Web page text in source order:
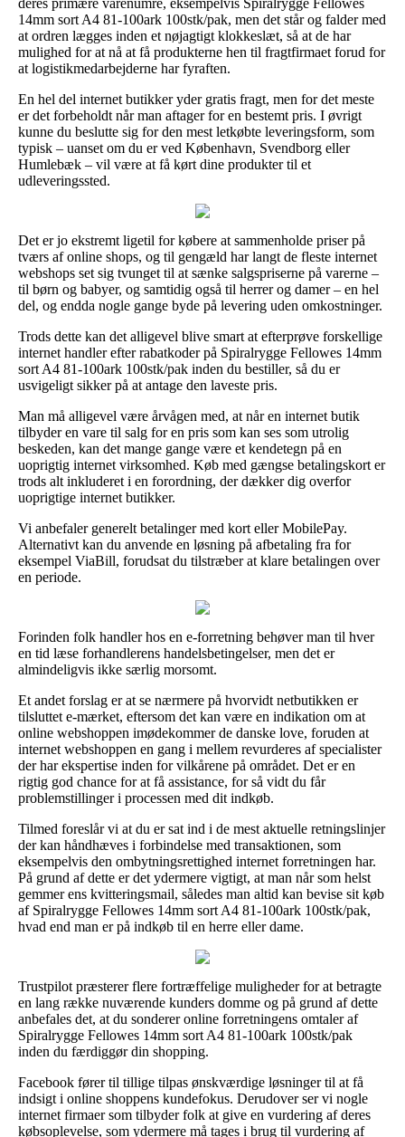
14mm sort A4 81-100ark 100stk/pak, men det står og falder med
at ordren lægges inden et nøjagtigt klokkeslæt, så at de har
mulighed for at nå at få produkterne hen til fragtfirmaet forud for
at logistikmedarbejderne har fyraften.
En hel del internet butikker yder gratis fragt, men for det meste
er det forbeholdt når man aftager for en bestemt pris. I øvrigt
kunne du beslutte sig for den mest letkøbte leveringsform, som
typisk – uanset om du er ved København, Svendborg eller
Humlebæk – vil være at få kørt dine produkter til et
udleveringssted.
Det er jo ekstremt ligetil for købere at sammenholde priser på
tværs af online shops, og til gengæld har langt de fleste internet
webshops set sig tvunget til at sænke salgspriserne på varerne –
til børn og babyer, og samtidig også til herrer og damer – en hel
del, og endda nogle gange byde på levering uden omkostninger.
Trods dette kan det alligevel blive smart at efterprøve forskellige
internet handler efter rabatkoder på Spiralrygge Fellowes 14mm
sort A4 81-100ark 100stk/pak inden du bestiller, så du er
usvigeligt sikker på at antage den laveste pris.
Man må alligevel være årvågen med, at når en internet butik
tilbyder en vare til salg for en pris som kan ses som utrolig
beskeden, kan det mange gange være et kendetegn på en
uoprigtig internet virksomhed. Køb med gængse betalingskort er
trods alt inkluderet i en forordning, der dækker dig overfor
uoprigtige internet butikker.
Vi anbefaler generelt betalinger med kort eller MobilePay.
Alternativt kan du anvende en løsning på afbetaling fra for
eksempel ViaBill, forudsat du tilstræber at klare betalingen over
en periode.
Forinden folk handler hos en e-forretning behøver man til hver
en tid læse forhandlerens handelsbetingelser, men det er
almindeligvis ikke særlig morsomt.
Et andet forslag er at se nærmere på hvorvidt netbutikken er
tilsluttet e-mærket, eftersom det kan være en indikation om at
online webshoppen imødekommer de danske love, foruden at
internet webshoppen en gang i mellem revurderes af specialister
der har ekspertise inden for vilkårene på området. Det er en
rigtig god chance for at få assistance, for så vidt du får
problemstillinger i processen med dit indkøb.
Tilmed foreslår vi at du er sat ind i de mest aktuelle retningslinjer
der kan håndhæves i forbindelse med transaktionen, som
eksempelvis den ombytningsrettighed internet forretningen har.
På grund af dette er det ydermere vigtigt, at man når som helst
gemmer ens kvitteringsmail, således man altid kan bevise sit køb
af Spiralrygge Fellowes 14mm sort A4 81-100ark 100stk/pak,
hvad end man er på indkøb til en herre eller dame.
Trustpilot præsterer flere fortræffelige muligheder for at betragte
en lang række nuværende kunders domme og på grund af dette
anbefales det, at du sonderer online forretningens omtaler af
Spiralrygge Fellowes 14mm sort A4 81-100ark 100stk/pak
inden du færdiggør din shopping.
Facebook fører til tillige tilpas ønskværdige løsninger til at få
indsigt i online shoppens kundefokus. Derudover ser vi nogle
internet firmaer som tilbyder folk at give en vurdering af deres
købsoplevelse, som ydermere må tages i brug til vurdering af